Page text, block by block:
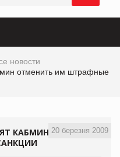
новости
отменить им штрафные
20 березня 2009
КАБМИН